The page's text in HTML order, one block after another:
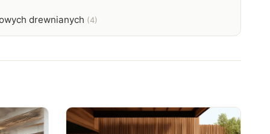
drewnianych (4)